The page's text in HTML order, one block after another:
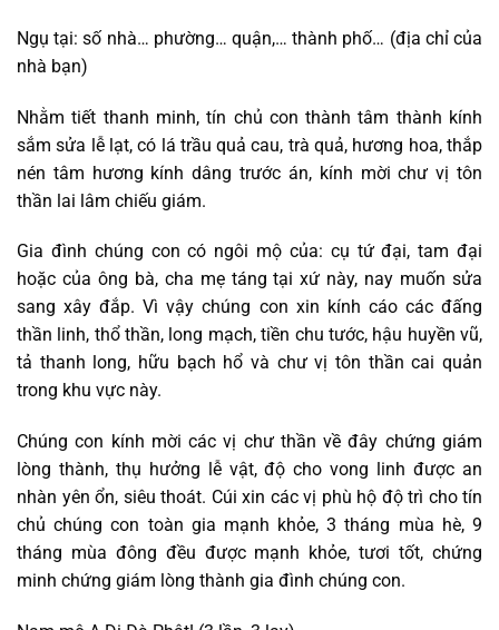
Ngụ tại: số nhà… phường… quận,… thành phố… (địa chỉ của
nhà bạn)
Nhằm tiết thanh minh, tín chủ con thành tâm thành kính
sắm sửa lễ lạt, có lá trầu quả cau, trà quả, hương hoa, thắp
nén tâm hương kính dâng trước án, kính mời chư vị tôn
thần lai lâm chiếu giám.
Gia đình chúng con có ngôi mộ của: cụ tứ đại, tam đại
hoặc của ông bà, cha mẹ táng tại xứ này, nay muốn sửa
sang xây đắp. Vì vậy chúng con xin kính cáo các đấng
thần linh, thổ thần, long mạch, tiền chu tước, hậu huyền vũ,
tả thanh long, hữu bạch hổ và chư vị tôn thần cai quản
trong khu vực này.
Chúng con kính mời các vị chư thần về đây chứng giám
lòng thành, thụ hưởng lễ vật, độ cho vong linh được an
nhàn yên ổn, siêu thoát. Cúi xin các vị phù hộ độ trì cho tín
chủ chúng con toàn gia mạnh khỏe, 3 tháng mùa hè, 9
tháng mùa đông đều được mạnh khỏe, tươi tốt, chứng
minh chứng giám lòng thành gia đình chúng con.